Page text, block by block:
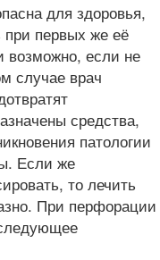
для здоровья,
первых же её
возможно, если не
случае врач
средства,
патологии
Если же
то лечить
При перфорации